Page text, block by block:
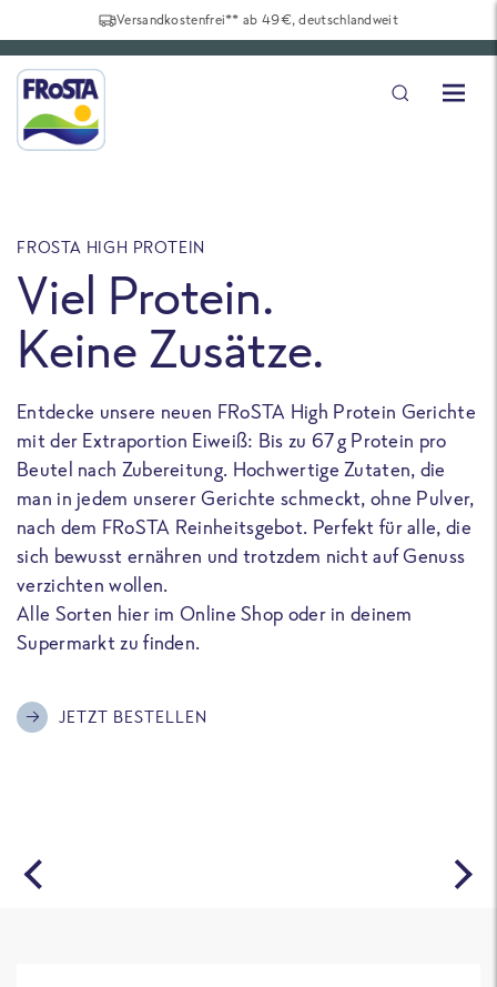
Versandkostenfrei** ab 49€, deutschlandweit
FROSTA HIGH PROTEIN
Viel Protein.
Keine Zusätze.
Entdecke unsere neuen FRoSTA High Protein Gerichte
mit der Extraportion Eiweiß: Bis zu 67 g Protein pro
Beutel nach Zubereitung. Hochwertige Zutaten, die
man in jedem unserer Gerichte schmeckt, ohne Pulver,
nach dem FRoSTA Reinheitsgebot. Perfekt für alle, die
sich bewusst ernähren und trotzdem nicht auf Genuss
verzichten wollen.
Alle Sorten hier im Online Shop oder in deinem
Supermarkt zu finden.
JETZT BESTELLEN